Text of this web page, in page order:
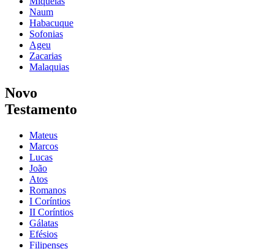
Naum
Habacuque
Sofonias
Ageu
Zacarias
Malaquias
Novo
Testamento
Mateus
Marcos
Lucas
João
Atos
Romanos
I Coríntios
II Coríntios
Gálatas
Efésios
Filipenses